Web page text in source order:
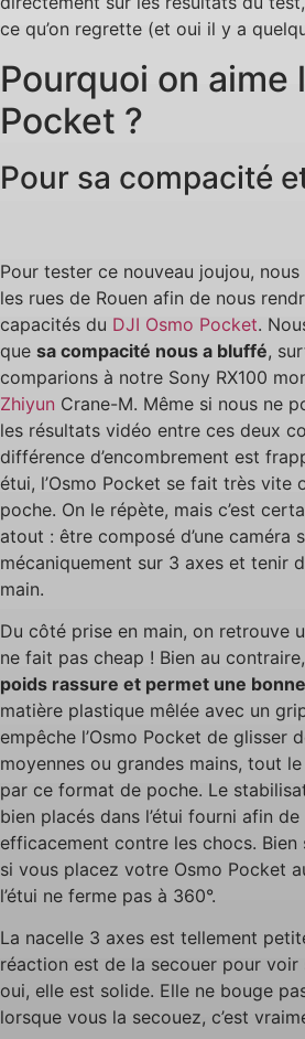
ce qu’on regrette (et oui il y a
Pourquoi on aime
Pocket ?
Pour sa compacité
Pour tester ce nouveau joujou,
les rues de Rouen afin de nous
capacités du DJI Osmo Pocket.
que sa compacité nous a bluffé,
comparions à notre Sony RX100
Zhiyun Crane-M. Même si nous ne
les résultats vidéo entre ces deux
différence d’encombrement est
étui, l’Osmo Pocket se fait très vite
poche. On le répète, mais c’est
atout : être composé d’une caméra
mécaniquement sur 3 axes et tenir
main.
Du côté prise en main, on retrouve
ne fait pas cheap ! Bien au
poids rassure et permet une
matière plastique mêlée avec un
empêche l’Osmo Pocket de glisser
moyennes ou grandes mains, tout
par ce format de poche. Le
bien placés dans l’étui fourni afin
efficacement contre les chocs. Bien
si vous placez votre Osmo Pocket
l’étui ne ferme pas à 360°.
La nacelle 3 axes est tellement
réaction est de la secouer pour voir
oui, elle est solide. Elle ne bouge
lorsque vous la secouez, c’est